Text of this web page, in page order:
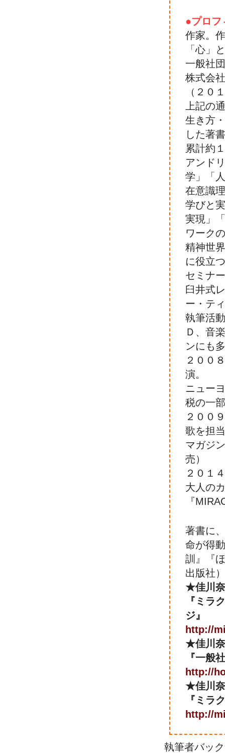
●プロフ
作家。
「心」
一般社
株式会
（２０
上記の
生き方
した著
累計約
アンド
学」「
在意識
学びと
実現」
ワーク
精神世
に役立
セミナ
臼井式
ー・テ
執筆活
Ｄ、音
ンにも
２００
演。
ニュー
税の一
２００
歌を担
マガジ
売）
２０１
大人の
『
著書に
命が得
訓』『
出版社
★佳川奈
『ミラ
ジ』
http://
★佳川奈
『一般
http://
★佳川奈
『ミラ
http://
執筆者バッ